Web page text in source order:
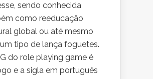
sendo conhecida
como reeducação
global ou até mesmo
tipo de lança foguetes.
do role playing game é
e a sigla em português